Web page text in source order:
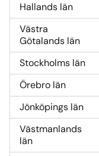
Hallands län
Västra
Götalands län
Stockholms län
Örebro län
Jönköpings län
Västmanlands
län